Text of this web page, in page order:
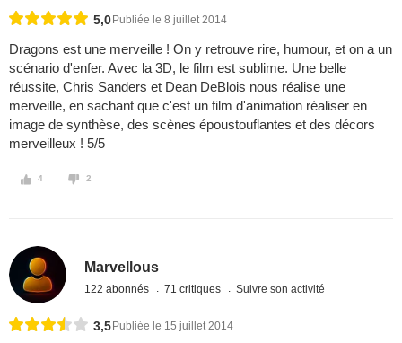
5,0 Publiée le 8 juillet 2014
Dragons est une merveille ! On y retrouve rire, humour, et on a un
scénario d'enfer. Avec la 3D, le film est sublime. Une belle
réussite, Chris Sanders et Dean DeBlois nous réalise une
merveille, en sachant que c'est un film d'animation réaliser en
image de synthèse, des scènes époustouflantes et des décors
merveilleux ! 5/5
4 2
Marvellous
122 abonnés 71 critiques Suivre son activité
3,5 Publiée le 15 juillet 2014